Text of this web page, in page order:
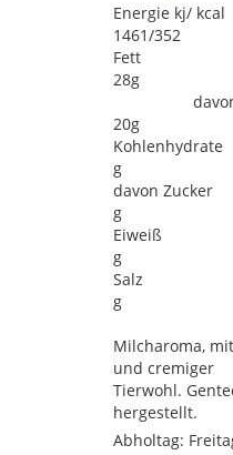
1461/352
28g
davon
20g
g
g
g
g
Milcharoma,
und cremiger
Tierwohl.
hergestellt.
Abholtag: